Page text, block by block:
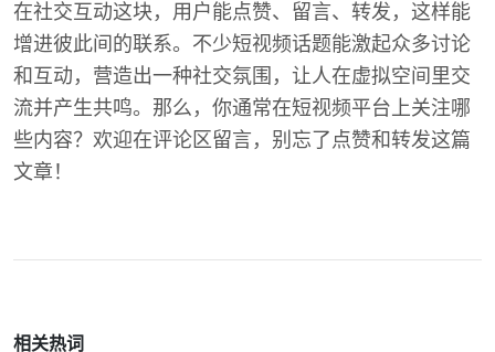
在社交互动这块，用户能点赞、留言、转发，这样能
增进彼此间的联系。不少短视频话题能激起众多讨论
和互动，营造出一种社交氛围，让人在虚拟空间里交
流并产生共鸣。那么，你通常在短视频平台上关注哪
些内容？欢迎在评论区留言，别忘了点赞和转发这篇
文章！
相关热词